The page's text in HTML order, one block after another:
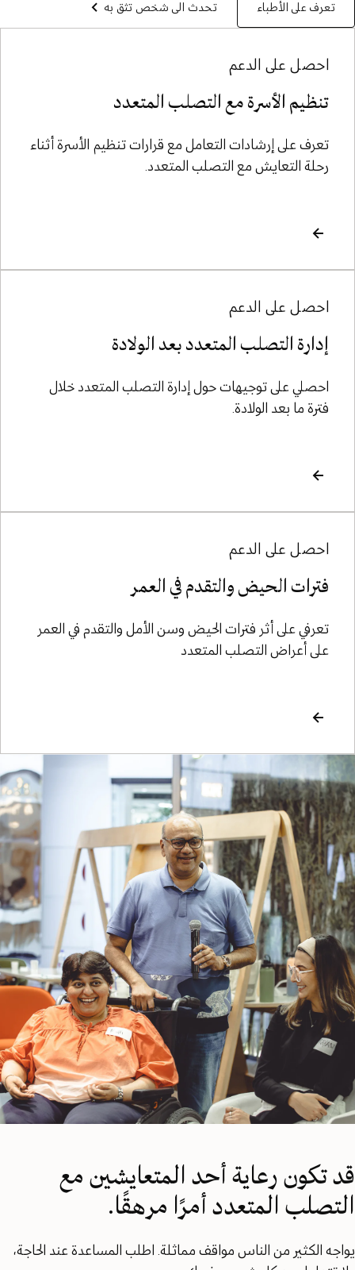
تعرف على الأطباء تحدث الى شخص تثق به
احصل على الدعم
تنظيم الأسرة مع التصلب المتعدد
تعرف على إرشادات التعامل مع قرارات تنظيم الأسرة أثناء
رحلة التعايش مع التصلب المتعدد.
احصل على الدعم
إدارة التصلب المتعدد بعد الولادة
احصلي على توجيهات حول إدارة التصلب المتعدد خلال
فترة ما بعد الولادة.
احصل على الدعم
فترات الحيض والتقدم في العمر
تعرفي على أثر فترات الحيض وسن الأمل والتقدم في العمر
على أعراض التصلب المتعدد
قد تكون رعاية أحد المتعايشين مع
التصلب المتعدد أمرًا مرهقًا.
يواجه الكثير من الناس مواقف مماثلة. اطلب المساعدة عند الحاجة،